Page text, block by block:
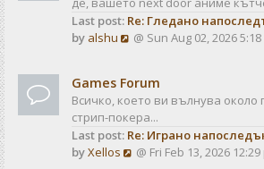
s
t
p
s
t
h
e
e
s
t
p
o
Last post: Re: Гледано
by alshu
V
w
t
h
e
l
@ Sun Aug 02, 2026
Games Forum
Всичко, което ви вълнува около
стрип-покера...
Last post: Re: Играно
byXellos
V@ Fri Feb 13, 2026 12:29